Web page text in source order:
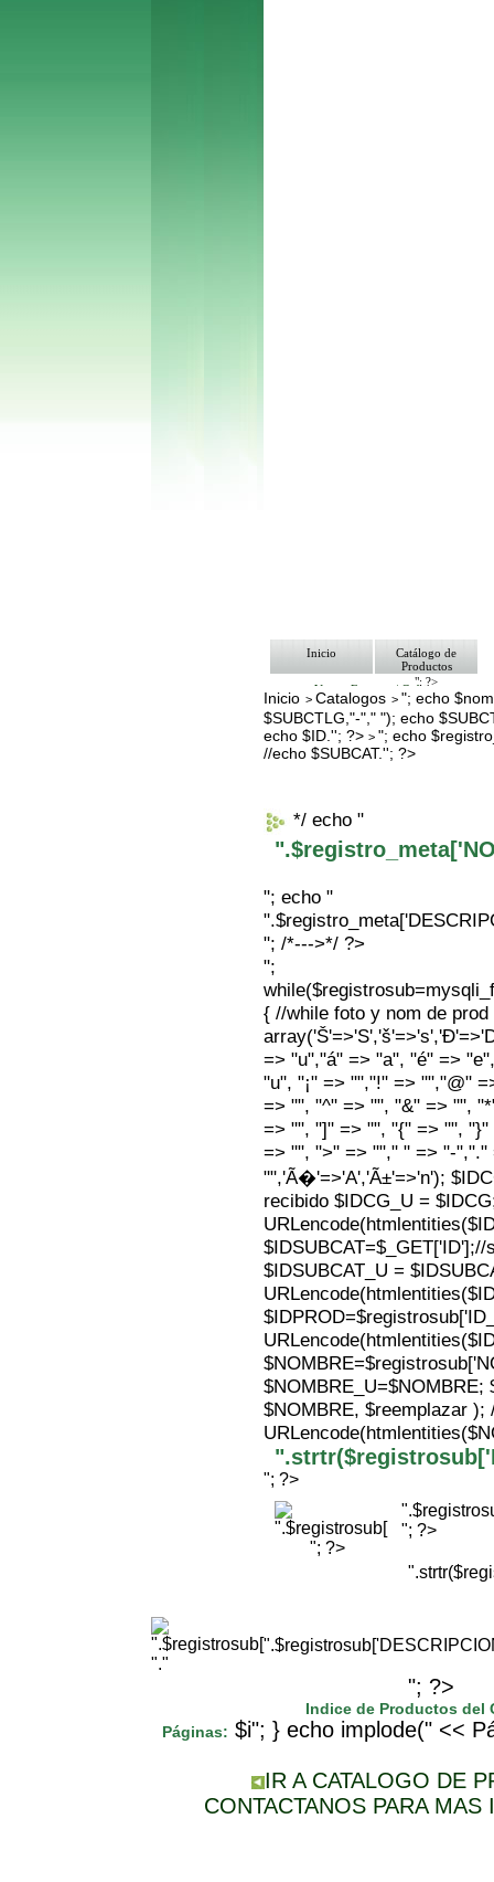
Inicio
Catálogo de
Productos
"; ?>
Ventas Empresa/ Gobierno
Ofertas
Envíos y Formas de Pago
Nosotros
Bolsa de Trabajo
Contacto
Inicio >Catalogos >"; echo
$SUBCTLG,"-"," "); echo
echo $ID.''; ?>>"; echo
//echo $SUBCAT.''; ?>
*/ echo "
"; echo "
"; /*--->*/ ?>
";
{ //while foto y nom de
=> "u","á" => "a", "é" =>
"u", "¡" => "","!" => "","@"
=> "", "^" => "", "&" => "",
=> "", "]" => "", "{" => "",
=> "", ">" => ""," " => "-","."
"",'Ã�'=>'A','Ã±'=>'n');
recibido $IDCG_U =
$IDSUBCAT_U =
$NOMBRE, $reemplazar );
"; ?>
"; ?>
"; ?>
"."
"; ?>
Indice de Productos del
Páginas: $i"; } echo implode(" <<
IR A CATALOGO DE
CONTACTANOS PARA